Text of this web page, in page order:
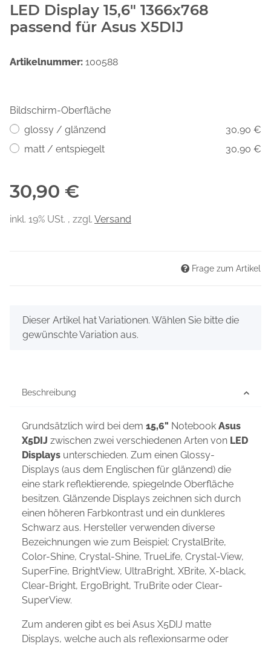
LED Display 15,6" 1366x768
passend für Asus X5DIJ
Artikelnummer: 100588
Bildschirm-Oberfläche
glossy / glänzend
30,90 €
matt / entspiegelt
30,90 €
30,90 €
inkl. 19% USt. , zzgl. Versand
Frage zum Artikel
x
Dieser Artikel hat Variationen. Wählen Sie bitte die
gewünschte Variation aus.
Beschreibung
Grundsätzlich wird bei dem 15,6" Notebook Asus
X5DIJ zwischen zwei verschiedenen Arten von LED
Displays unterschieden. Zum einen Glossy-
Displays (aus dem Englischen für glänzend) die
eine stark reflektierende, spiegelnde Oberfläche
besitzen. Glänzende Displays zeichnen sich durch
einen höheren Farbkontrast und ein dunkleres
Schwarz aus. Hersteller verwenden diverse
Bezeichnungen wie zum Beispiel: CrystalBrite,
Color-Shine, Crystal-Shine, TrueLife, Crystal-View,
SuperFine, BrightView, UltraBright, XBrite, X-black,
Clear-Bright, ErgoBright, TruBrite oder Clear-
SuperView.
Zum anderen gibt es bei Asus X5DIJ matte
Displays, welche auch als reflexionsarme oder